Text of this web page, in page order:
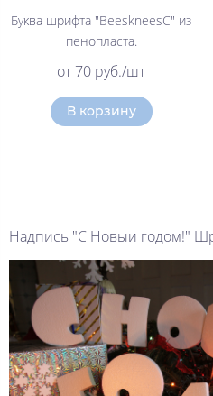
Буква шрифта "BeeskneesC" из
пенопласта.
от 70 руб./шт
В корзину
Надпись "С Новыи годом!"